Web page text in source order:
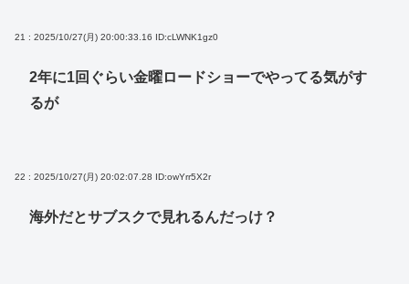
21 : 2025/10/27(月) 20:00:33.16 ID:cLWNK1gz0
2年に1回ぐらい金曜ロードショーでやってる気がす
るが
22 : 2025/10/27(月) 20:02:07.28 ID:owYrr5X2r
海外だとサブスクで見れるんだっけ？